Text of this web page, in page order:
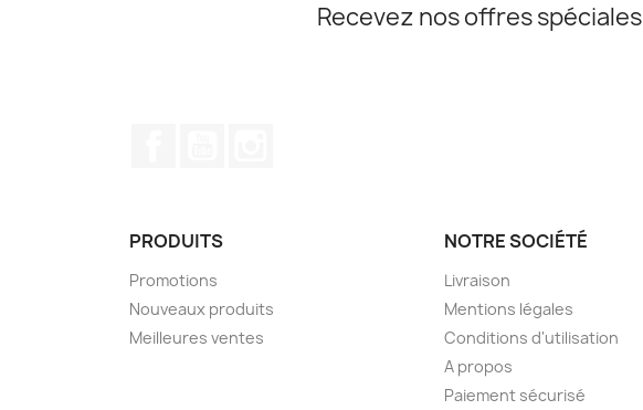
Recevez nos offres spéciales
PRODUITS
Promotions
Nouveaux produits
Meilleures ventes
NOTRE SOCIÉTÉ
Livraison
Mentions légales
Conditions d'utilisation
A propos
Paiement sécurisé